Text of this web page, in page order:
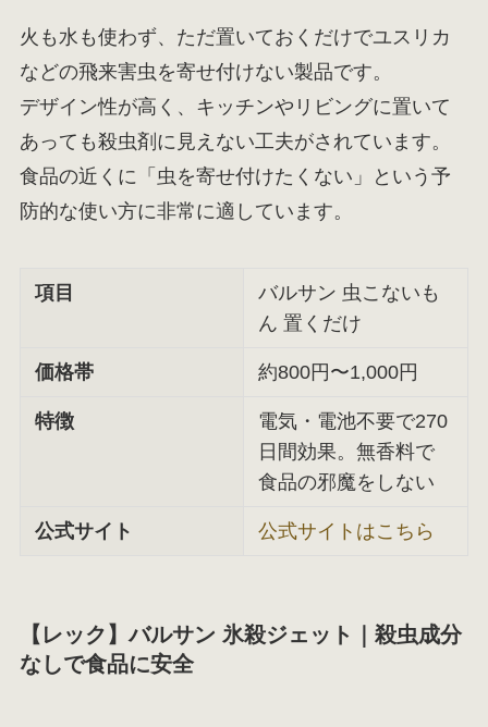
火も水も使わず、ただ置いておくだけでユスリカ
などの飛来害虫を寄せ付けない製品です。
デザイン性が高く、キッチンやリビングに置いて
あっても殺虫剤に見えない工夫がされています。
食品の近くに「虫を寄せ付けたくない」という予
防的な使い方に非常に適しています。
項目
バルサン 虫こないも
ん 置くだけ
価格帯 約800円〜1,000円
特徴
電気・電池不要で270
日間効果。無香料で
食品の邪魔をしない
公式サイト 公式サイトはこちら
【レック】バルサン 氷殺ジェット｜殺虫成分
なしで食品に安全